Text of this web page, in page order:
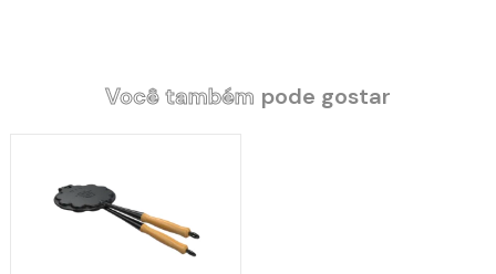
Você também pode gostar